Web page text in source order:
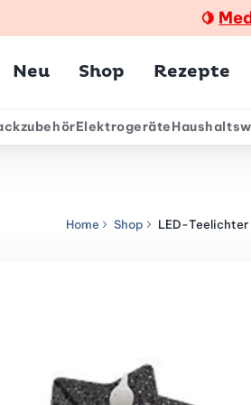
🍋
Neu Shop Rezepte
Elektrogeräte
Home Shop LED-Teelichter